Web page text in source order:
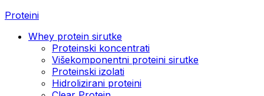
Proteini
Whey protein sirutke
Proteinski koncentrati
Višekomponentni proteini sirutke
Proteinski izolati
Hidrolizirani proteini